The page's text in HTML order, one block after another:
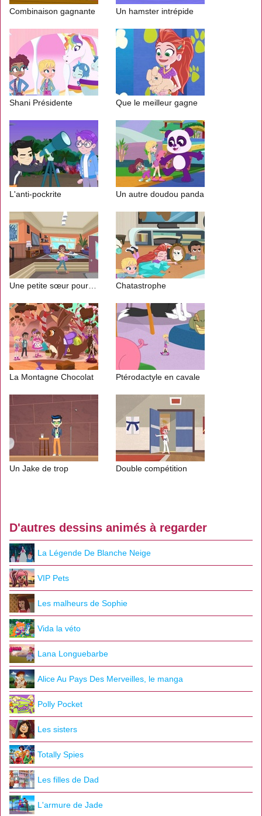
Combinaison gagnante Un hamster intrépide
Shani Présidente Que le meilleur gagne
L'anti-pockrite Un autre doudou panda
Chatastrophe
La Montagne Chocolat Ptérodactyle en cavale
Un Jake de trop Double compétition
D'autres dessins animés à regarder
La Légende De Blanche Neige
VIP Pets
Les malheurs de Sophie
Vida la véto
Lana Longuebarbe
Alice Au Pays Des Merveilles, le manga
Polly Pocket
Les sisters
Totally Spies
Les filles de Dad
L'armure de Jade